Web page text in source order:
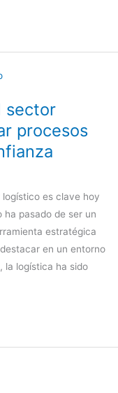
sector
procesos
es clave hoy
ha pasado de ser un
estratégica
en un entorno
la logística ha sido